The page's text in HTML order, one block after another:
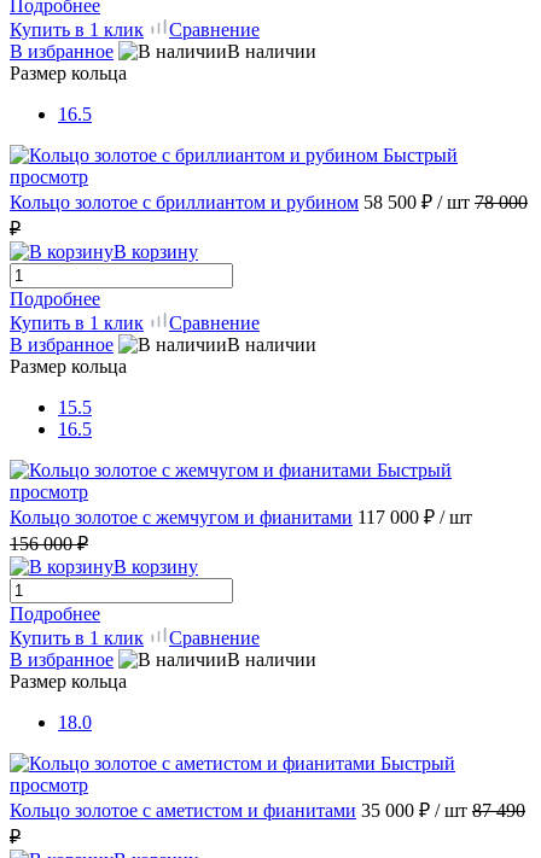
Подробнее
Купить в 1 клик
Сравнение
В избранное
В наличии
Размер кольца
16.5
Быстрый
просмотр
Кольцо золотое с бриллиантом и рубином 58 500 ₽ / шт 78 000
₽
В корзину
Подробнее
Купить в 1 клик
Сравнение
В избранное
В наличии
Размер кольца
15.5
16.5
Быстрый
просмотр
Кольцо золотое с жемчугом и фианитами 117 000 ₽ / шт
156 000 ₽
В корзину
Подробнее
Купить в 1 клик
Сравнение
В избранное
В наличии
Размер кольца
18.0
Быстрый
просмотр
Кольцо золотое с аметистом и фианитами 35 000 ₽ / шт 87 490
₽